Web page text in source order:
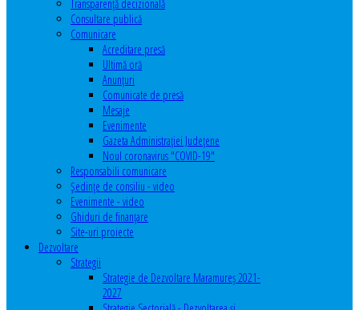
Transparenţă decizională
Consultare publică
Comunicare
Acreditare presă
Ultimă oră
Anunţuri
Comunicate de presă
Mesaje
Evenimente
Gazeta Administraţiei Judeţene
Noul coronavirus "COVID-19"
Responsabili comunicare
Şedinţe de consiliu - video
Evenimente - video
Ghiduri de finanţare
Site-uri proiecte
Dezvoltare
Strategii
Strategie de Dezvoltare Maramureș 2021-
2027